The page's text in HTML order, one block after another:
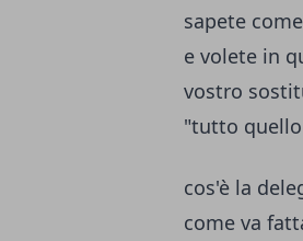
sapete
e volete in
vostro
"tutto quello
cos'è la
come va